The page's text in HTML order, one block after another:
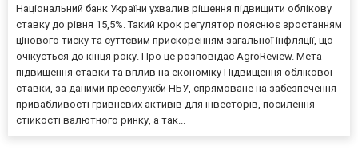
Національний банк України ухвалив рішення підвищити облікову
ставку до рівня 15,5%. Такий крок регулятор пояснює зростанням
цінового тиску та суттєвим прискоренням загальної інфляції, що
очікується до кінця року. Про це розповідає AgroReview. Мета
підвищення ставки та вплив на економіку Підвищення облікової
ставки, за даними пресслужби НБУ, спрямоване на забезпечення
привабливості гривневих активів для інвесторів, посилення
стійкості валютного ринку, а так...